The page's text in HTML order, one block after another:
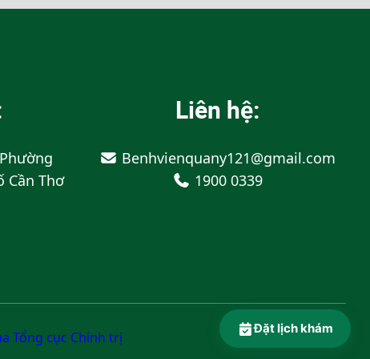
Cần Thơ
Liên hệ:
Benhvienquany121@gmail.com
1900 0339
Tổng cục Chính trị
Đặt lịch khám